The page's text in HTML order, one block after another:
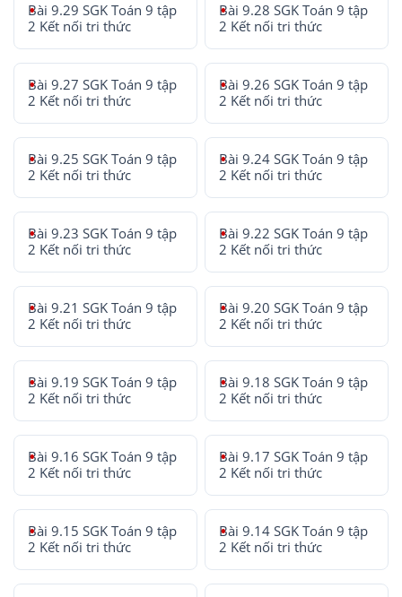
Bài 9.29 SGK Toán 9 tập
2 Kết nối tri thức
Bài 9.28 SGK Toán 9 tập
2 Kết nối tri thức
Bài 9.27 SGK Toán 9 tập
2 Kết nối tri thức
Bài 9.26 SGK Toán 9 tập
2 Kết nối tri thức
Bài 9.25 SGK Toán 9 tập
2 Kết nối tri thức
Bài 9.24 SGK Toán 9 tập
2 Kết nối tri thức
Bài 9.23 SGK Toán 9 tập
2 Kết nối tri thức
Bài 9.22 SGK Toán 9 tập
2 Kết nối tri thức
Bài 9.21 SGK Toán 9 tập
2 Kết nối tri thức
Bài 9.20 SGK Toán 9 tập
2 Kết nối tri thức
Bài 9.19 SGK Toán 9 tập
2 Kết nối tri thức
Bài 9.18 SGK Toán 9 tập
2 Kết nối tri thức
Bài 9.16 SGK Toán 9 tập
2 Kết nối tri thức
Bài 9.17 SGK Toán 9 tập
2 Kết nối tri thức
Bài 9.15 SGK Toán 9 tập
2 Kết nối tri thức
Bài 9.14 SGK Toán 9 tập
2 Kết nối tri thức